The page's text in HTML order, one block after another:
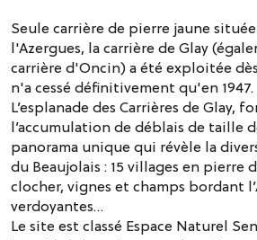
Seule carrière de pierre jaune
l'Azergues, la carrière de Glay
carrière d'Oncin) a été exploitée
n'a cessé définitivement qu'en 1947.
L’esplanade des Carrières de Glay,
l’accumulation de déblais de taille
panorama unique qui révèle la
du Beaujolais : 15 villages en pierre
clocher, vignes et champs bordant
verdoyantes…
Le site est classé Espace Naturel